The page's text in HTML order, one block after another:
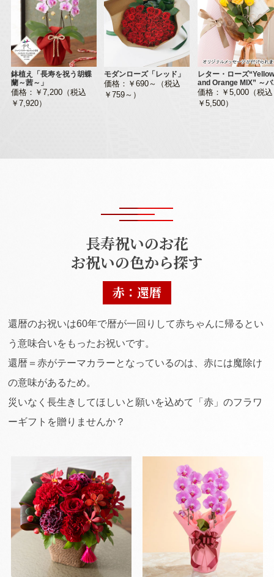
鉢植え「長寿を祝う胡蝶
蘭～茜～」
価格：￥7,200（税込
￥7,920）
モダンローズ「レッド」
価格：￥690～（税込
￥759～）
レター・ローズ
and Orange MIX” ～
に気持ちを託して～
価格：￥5,000（税込
￥5,500）
長寿祝いのお花
お祝いの色から探す
赤：還暦
還暦のお祝いは60年で暦が一回りして赤ちゃんに帰るとい
う意味合いをもったお祝いです。
還暦＝赤がテーマカラーとなっているのは、赤には魔除け
の意味があるため。
災いなく長生きしてほしいと願いを込めて「赤」のフラワ
ーギフトを贈りませんか？